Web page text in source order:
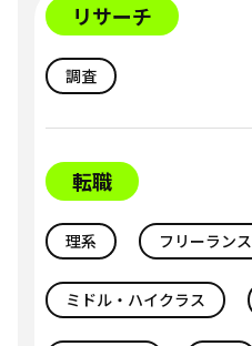
リサーチ
調査
転職
理系 フリーランス
ミドル・ハイクラス